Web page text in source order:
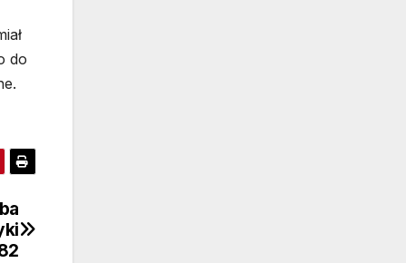
do